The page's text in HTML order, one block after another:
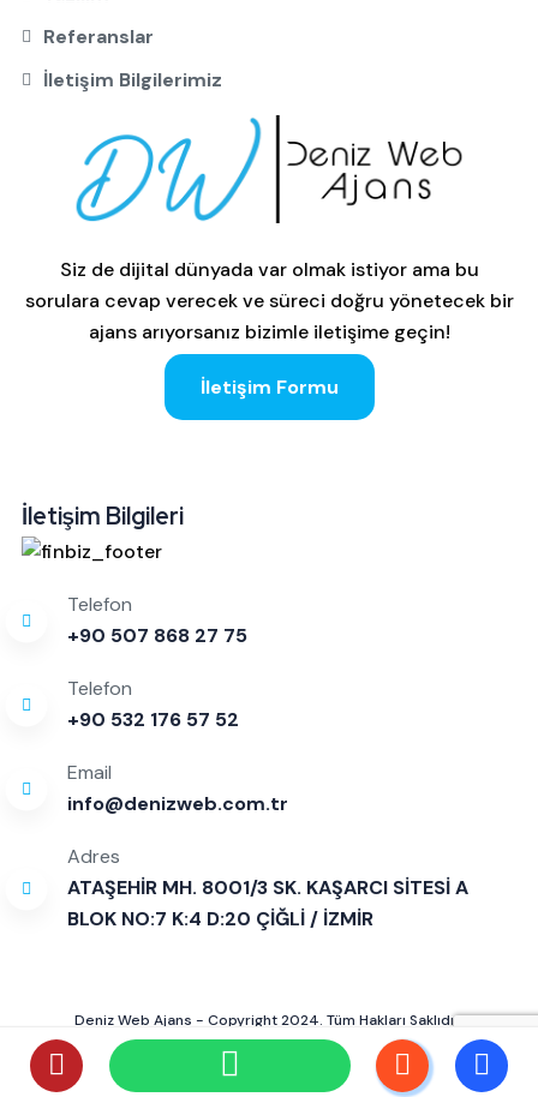
Referanslar
İletişim Bilgilerimiz
Siz de dijital dünyada var olmak istiyor ama bu
sorulara cevap verecek ve süreci doğru yönetecek bir
ajans arıyorsanız bizimle iletişime geçin!
İletişim Formu
İletişim Bilgileri
Telefon
+90 507 868 27 75
Telefon
+90 532 176 57 52
Email
info@denizweb.com.tr
Adres
ATAŞEHİR MH. 8001/3 SK. KAŞARCI SİTESİ A
BLOK NO:7 K:4 D:20 ÇİĞLİ / İZMİR
Deniz Web Ajans - Copyright 2024. Tüm Hakları Saklıdır!
İletişim Formu